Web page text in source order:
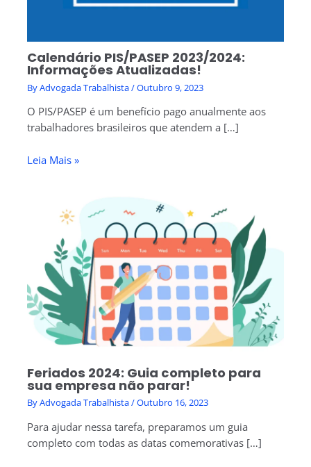
Calendário PIS/PASEP 2023/2024:
Informações Atualizadas!
ByAdvogada Trabalhista/Outubro 9, 2023
O PIS/PASEP é um benefício pago anualmente aos
trabalhadores brasileiros que atendem a […]
Leia Mais »
Feriados 2024: Guia completo para
sua empresa não parar!
ByAdvogada Trabalhista/Outubro 16, 2023
Para ajudar nessa tarefa, preparamos um guia
completo com todas as datas comemorativas […]